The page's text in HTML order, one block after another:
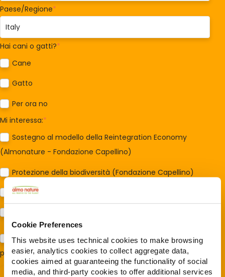
Cookie Preferences
This website uses technical cookies to make browsing
easier, analytics cookies to collect aggregate data,
cookies aimed at guaranteeing the functionality of social
media, and third-party cookies to offer additional services
Paese/Regione*
Hai cani o gatti?*
Cane
Gatto
Per ora no
Mi interessa:*
Sostegno al modello della Reintegration Economy
(Almonature - Fondazione Capellino)
Protezione della biodiversità (Fondazione Capellino)
Protezione dei cani e dei gatti (Almo Nature)
Acconsento al trattamento dei miei dati e dichiaro di aver
preso visione dellaPrivacy Policy*